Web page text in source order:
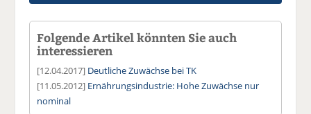
Folgende Artikel könnten Sie auch
interessieren
[12.04.2017] Deutliche Zuwächse bei TK
[11.05.2012] Ernährungsindustrie: Hohe Zuwächse nur
nominal